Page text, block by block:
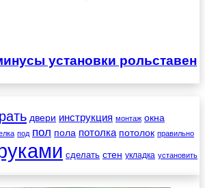
установки рольставен
двери инструкция монтаж окна
под пол пола потолка потолок правильно
сделать стен укладка установить